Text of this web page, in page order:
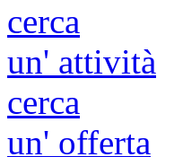
cerca
un' attività
cerca
un' offerta